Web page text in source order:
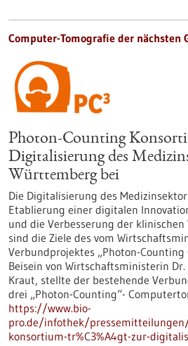
Computer-Tomografie der nächsten
Photon-Counting
Digitalisierung des
Württemberg bei
Die Digitalisierung des
Etablierung einer digitalen
und die Verbesserung der
sind die Ziele des vom
Verbundprojektes „Photon-Counting
Beisein von Wirtschaftsministerin
Kraut, stellte der bestehende
drei „Photon-Counting“-
https://www.bio-
pro.de/infothek/
konsortium-tr%C3%A4gt-zur-